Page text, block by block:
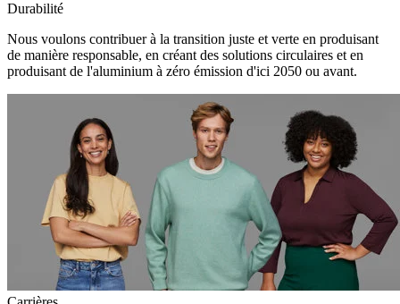
Durabilité
Nous voulons contribuer à la transition juste et verte en produisant
de manière responsable, en créant des solutions circulaires et en
produisant de l'aluminium à zéro émission d'ici 2050 ou avant.